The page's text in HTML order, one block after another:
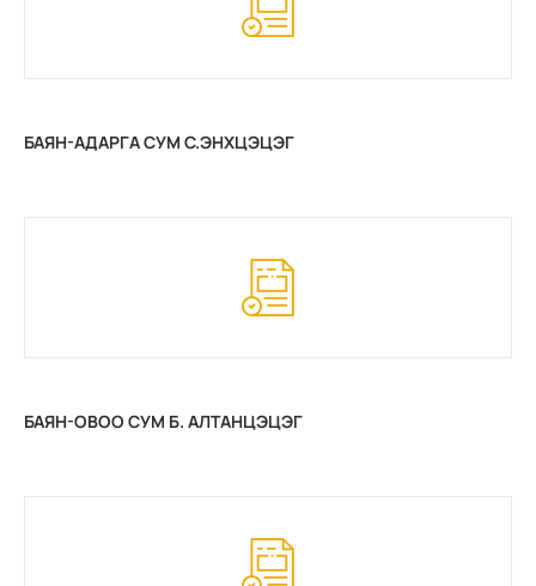
БАЯН-АДАРГА СУМ С.ЭНХЦЭЦЭГ
БАЯН-ОВОО СУМ Б. АЛТАНЦЭЦЭГ